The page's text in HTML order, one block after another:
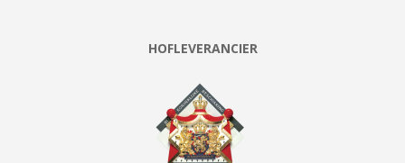
HOFLEVERANCIER